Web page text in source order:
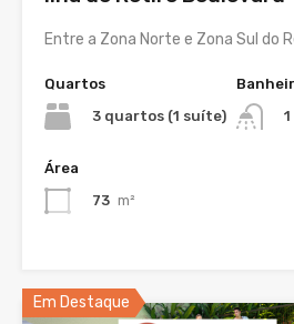
Entre a Zona Norte e Zona Sul do
Quartos
3 quartos (1 suíte)
1
Área
73 m²
Em Destaque